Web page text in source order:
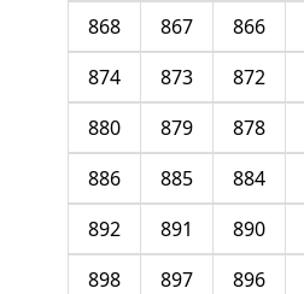
866
867
868
872
873
874
878
879
880
884
885
886
890
891
892
896
897
898